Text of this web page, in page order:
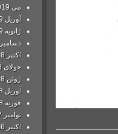
می 2019
آوریل 2019
ژانویه 2019
دسامبر 2018
اکتبر 2018
جولای 2018
ژوئن 2018
آوریل 2018
فوریه 2018
نوامبر 2017
اکتبر 2016